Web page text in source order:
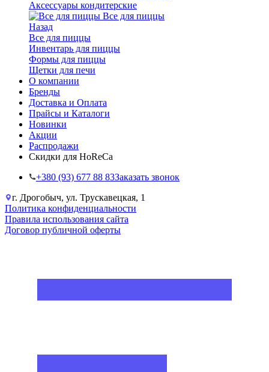
Аксессуары кондитерские
Все для пиццы
Назад
Все для пиццы
Инвентарь для пиццы
Формы для пиццы
Щетки для печи
О компании
Бренды
Доставка и Оплата
Прайсы и Каталоги
Новинки
Акции
Распродажи
Скидки для HoReCa
+38‎0 (93) 677 88 83Заказать звонок
г. Дрогобыч, ул. Трускавецкая, 1
Политика конфиденциальности
Правила использования сайта
Договор публичной оферты